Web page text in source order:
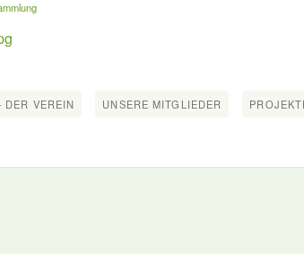
DER VEREIN UNSERE MITGLIEDER